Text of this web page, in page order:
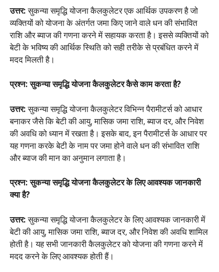
उत्तर:सुकन्या समृद्धि योजना कैलकुलेटर एक आर्थिक उपकरण है जो
व्यक्तियों को योजना के अंतर्गत जमा किए जाने वाले धन की संभावित
राशि और ब्याज की गणना करने में सहायक करता है। इससे व्यक्तियों को
बेटी के भविष्य की आर्थिक स्थिति को सही तरीके से प्रबंधित करने में
मदद मिलती है।
प्रश्न: सुकन्या समृद्धि योजना कैलकुलेटर कैसे काम करता है?
उत्तर:सुकन्या समृद्धि योजना कैलकुलेटर विभिन्न पैरामीटर्स को आधार
बनाकर जैसे कि बेटी की आयु, मासिक जमा राशि, ब्याज दर, और निवेश
की अवधि को ध्यान में रखता है। इसके बाद, इन पैरामीटर्स के आधार पर
यह गणना करके बेटी के नाम पर जमा होने वाले धन की संभावित राशि
और ब्याज की मान का अनुमान लगाता है।
प्रश्न: सुकन्या समृद्धि योजना कैलकुलेटर के लिए आवश्यक जानकारी
क्या है?
उत्तर:सुकन्या समृद्धि योजना कैलकुलेटर के लिए आवश्यक जानकारी में
बेटी की आयु, मासिक जमा राशि, ब्याज दर, और निवेश की अवधि शामिल
होती है। यह सभी जानकारी कैलकुलेटर को योजना की गणना करने में
मदद करने के लिए आवश्यक होती हैं।